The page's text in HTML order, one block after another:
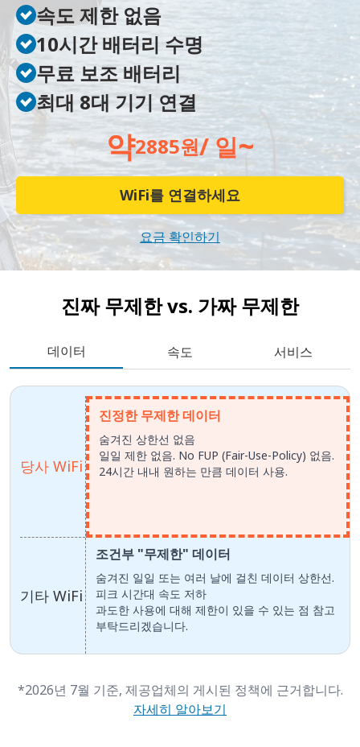
속도 제한 없음
10시간 배터리 수명
무료 보조 배터리
최대 8대 기기 연결
약2885원/ 일~
WiFi를 연결하세요
요금 확인하기
진짜 무제한 vs. 가짜 무제한
데이터 속도 서비스
당사 WiFi
기타 WiFi
진정한 무제한 데이터
숨겨진 상한선 없음
일일 제한 없음. No FUP (Fair-Use-Policy) 없음.
24시간 내내 원하는 만큼 데이터 사용.
조건부 "무제한" 데이터
숨겨진 일일 또는 여러 날에 걸친 데이터 상한선.
피크 시간대 속도 저하
과도한 사용에 대해 제한이 있을 수 있는 점 참고
부탁드리겠습니다.
*2026년 7월 기준, 제공업체의 게시된 정책에 근거합니다.
자세히 알아보기